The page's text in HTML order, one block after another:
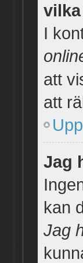
I
att
att
Upp
Jag
kan
Jag